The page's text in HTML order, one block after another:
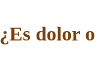
¿Es dolor